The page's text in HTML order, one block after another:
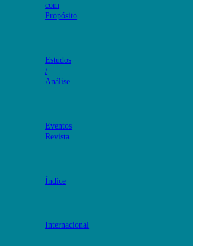
com
Propósito
Estudos
/
Análise
Eventos
Revista
Índice
Internacional